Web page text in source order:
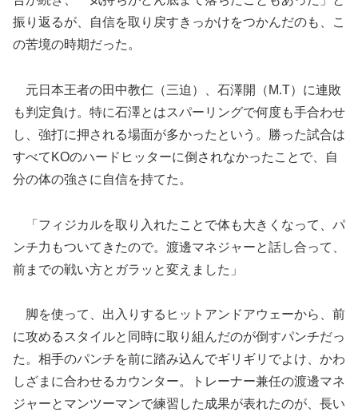
振り返るが、自信を取り戻すきっかけをつかんだのも、こ
の苦境の時期だった。
元日本王者の田中教仁（三迫）、石澤開（M.T）に連敗
も判定負け。特に石澤とはスパーリングで何度も手合わせ
し、強打に押される場面が多かったという。勝った試合は
すべてKOのハードヒッターに倒されなかったことで、自
分の体の強さに自信を持てた。
「フィジカルを取り入れたことで体も大きくなって、パ
ンチ力もついてきたので。渡邊マネジャーと話し合って、
前までの戦い方とガラッと変えました」
脚を使って、出入りするヒットアンドアウェーから、前
に攻めるスタイルと同時に取り組んだのが倒すパンチだっ
た。相手のパンチを前に踏み込んでギリギリでよけ、かわ
しざまに合わせるカウンター。トレーナー兼任の渡邊マネ
ジャーとマンツーマンで練習した成果が表れたのが、長い